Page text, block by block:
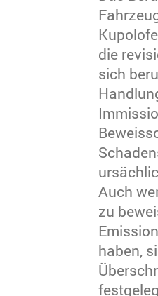
die
sich
Auch
zu
haben,